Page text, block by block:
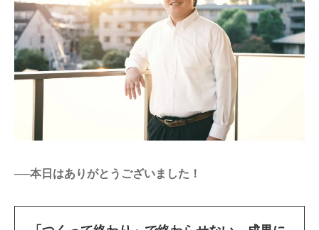
──本日はありがとうございました！